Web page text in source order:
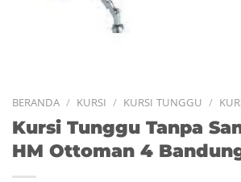
BERANDA / KURSI / KURSI TUNGGU /
Kursi Tunggu Tanpa
HM Ottoman 4